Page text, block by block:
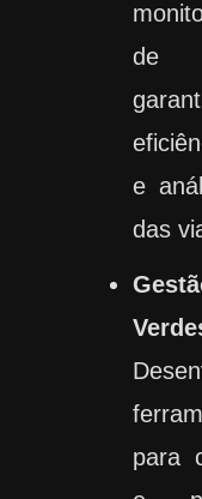
de
e
das
para